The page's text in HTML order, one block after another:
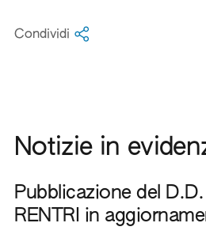
Condividi
Notizie in
Pubblicazione del
RENTRI in